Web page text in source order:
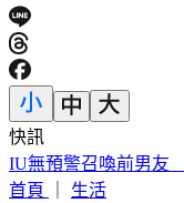
快訊
中國出入境新規將上
首頁
生活